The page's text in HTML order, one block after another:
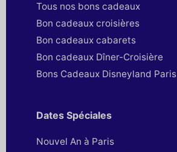
Tous nos bons cadeaux
Bon cadeaux croisières
Bon cadeaux cabarets
Bon cadeaux Dîner-Croisière
Bons Cadeaux Disneyland Paris
Dates Spéciales
Nouvel An à Paris